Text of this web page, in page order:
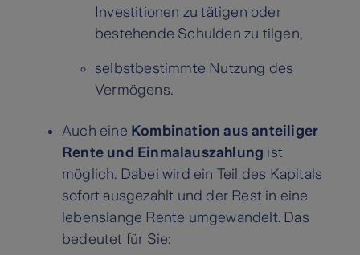
Investitionen zu tätigen oder
bestehende Schulden zu tilgen,
selbstbestimmte Nutzung des
Vermögens.
Auch eine Kombination aus anteiliger
Rente und Einmalauszahlung ist
möglich. Dabei wird ein Teil des Kapitals
sofort ausgezahlt und der Rest in eine
lebenslange Rente umgewandelt. Das
bedeutet für Sie: